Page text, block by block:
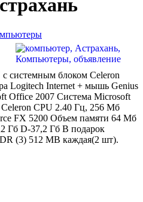
системным блоком Celeron
Logitech Internet + мышь Genius
Office 2007 Система Microsoft
CPU 2.40 Гц, 256 Мб
FX 5200 Объем памяти 64 Мб
Гб D-37,2 Гб В подарок
(3) 512 MB каждая(2 шт).